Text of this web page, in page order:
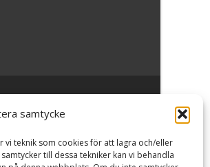
samtycke
vi teknik som cookies för att lagra och/eller
till dessa tekniker kan vi behandla